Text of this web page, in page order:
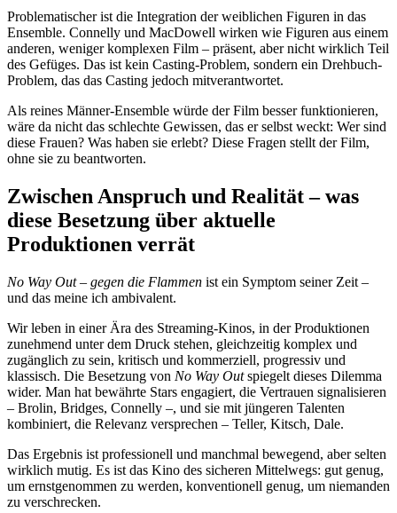
Problematischer ist die Integration der weiblichen Figuren in das
Ensemble. Connelly und MacDowell wirken wie Figuren aus einem
anderen, weniger komplexen Film – präsent, aber nicht wirklich Teil
des Gefüges. Das ist kein Casting-Problem, sondern ein Drehbuch-
Problem, das das Casting jedoch mitverantwortet.
Als reines Männer-Ensemble würde der Film besser funktionieren,
wäre da nicht das schlechte Gewissen, das er selbst weckt: Wer sind
diese Frauen? Was haben sie erlebt? Diese Fragen stellt der Film,
ohne sie zu beantworten.
Zwischen Anspruch und Realität – was
diese Besetzung über aktuelle
Produktionen verrät
No Way Out – gegen die Flammen ist ein Symptom seiner Zeit –
und das meine ich ambivalent.
Wir leben in einer Ära des Streaming-Kinos, in der Produktionen
zunehmend unter dem Druck stehen, gleichzeitig komplex und
zugänglich zu sein, kritisch und kommerziell, progressiv und
klassisch. Die Besetzung von No Way Outspiegelt dieses Dilemma
wider. Man hat bewährte Stars engagiert, die Vertrauen signalisieren
– Brolin, Bridges, Connelly –, und sie mit jüngeren Talenten
kombiniert, die Relevanz versprechen – Teller, Kitsch, Dale.
Das Ergebnis ist professionell und manchmal bewegend, aber selten
wirklich mutig. Es ist das Kino des sicheren Mittelwegs: gut genug,
um ernstgenommen zu werden, konventionell genug, um niemanden
zu verschrecken.